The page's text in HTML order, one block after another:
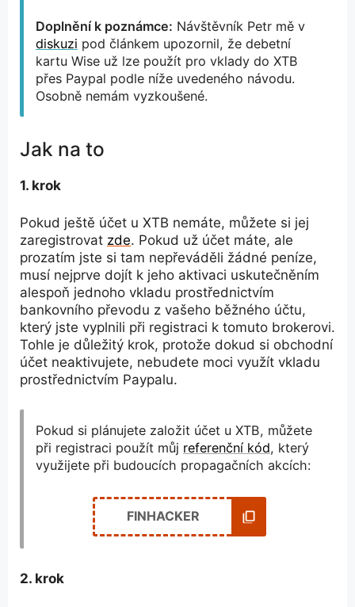
Doplnění k poznámce: Návštěvník Petr mě v
diskuzi pod článkem upozornil, že debetní
kartu Wise už lze použít pro vklady do XTB
přes Paypal podle níže uvedeného návodu.
Osobně nemám vyzkoušené.
Jak na to
1. krok
Pokud ještě účet u XTB nemáte, můžete si jej
zaregistrovat zde. Pokud už účet máte, ale
prozatím jste si tam nepřeváděli žádné peníze,
musí nejprve dojít k jeho aktivaci uskutečněním
alespoň jednoho vkladu prostřednictvím
bankovního převodu z vašeho běžného účtu,
který jste vyplnili při registraci k tomuto brokerovi.
Tohle je důležitý krok, protože dokud si obchodní
účet neaktivujete, nebudete moci využít vkladu
prostřednictvím Paypalu.
Pokud si plánujete založit účet u XTB, můžete
při registraci použít můj referenční kód, který
využijete při budoucích propagačních akcích:
FINHACKER
2. krok